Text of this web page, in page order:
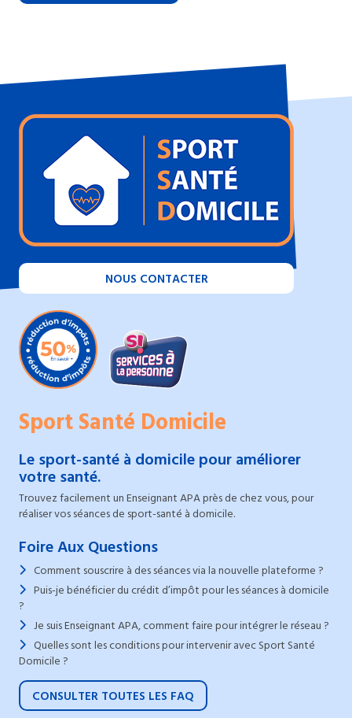
NOUS CONTACTER
Sport Santé Domicile
Le sport-santé à domicile pour améliorer
votre santé.
Trouvez facilement un Enseignant APA près de chez vous, pour
réaliser vos séances de sport-santé à domicile.
Foire Aux Questions
Comment souscrire à des séances via la nouvelle plateforme ?
Puis-je bénéficier du crédit d’impôt pour les séances à domicile
?
Je suis Enseignant APA, comment faire pour intégrer le réseau ?
Quelles sont les conditions pour intervenir avec Sport Santé
Domicile ?
CONSULTER TOUTES LES FAQ